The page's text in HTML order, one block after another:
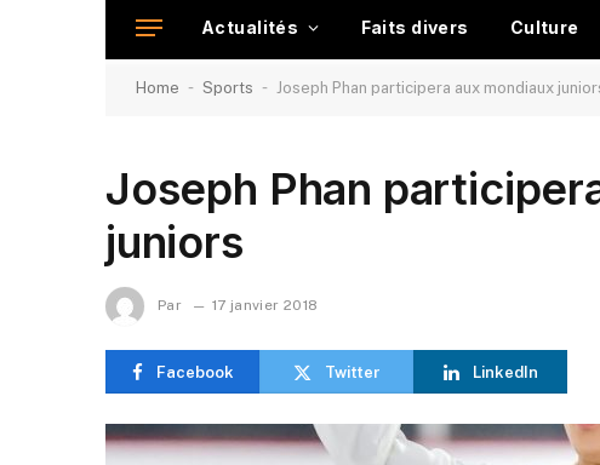
Actualités Faits divers Culture
Home - Sports - Joseph Phan participera aux mondiaux
Joseph Phan
juniors
Par 17 janvier 2018
Facebook Twitter LinkedIn